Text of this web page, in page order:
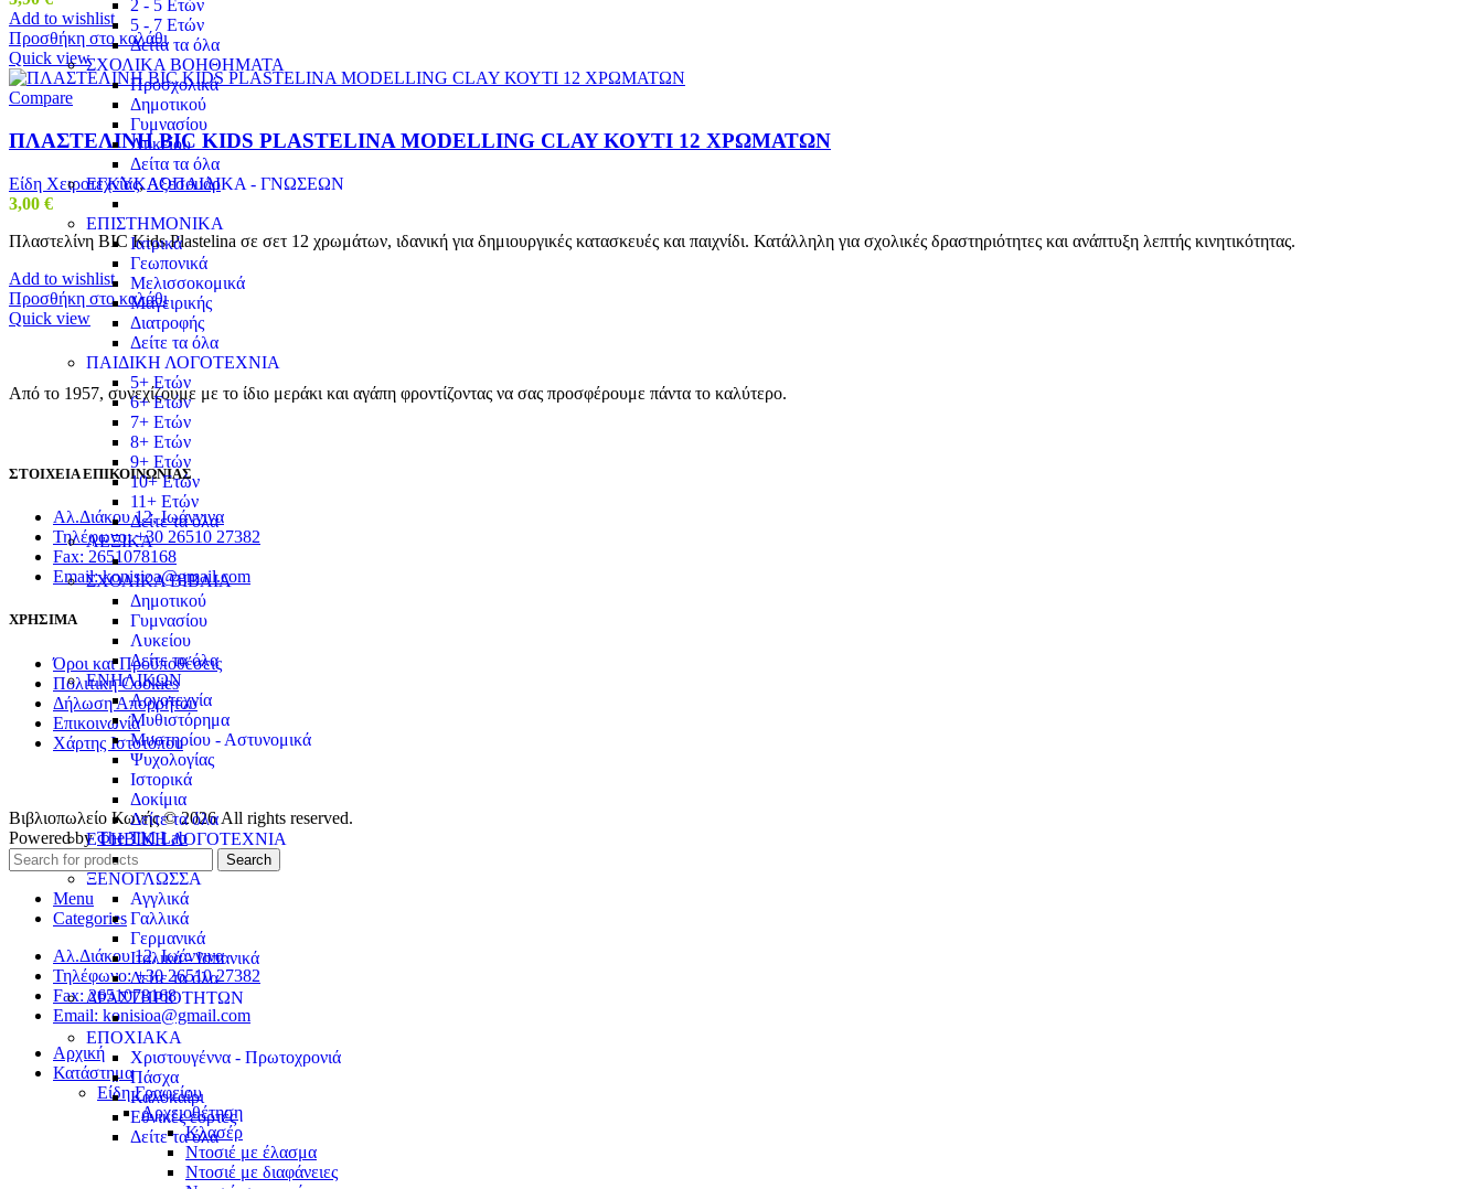
2 - 5 Ετών
5 - 7 Ετών
Δείτα τα όλα
ΣΧΟΛΙΚΑ ΒΟΗΘΗΜΑΤΑ
Προσχολικά
Δημοτικού
Γυμνασίου
Λυκείου
Δείτα τα όλα
ΕΓΚΥΚΛΟΠΑΙΔΙΚΑ - ΓΝΩΣΕΩΝ
ΕΠΙΣΤΗΜΟΝΙΚΑ
Ιατρικά
Γεωπονικά
Μελισσοκομικά
Μαγειρικής
Διατροφής
Δείτε τα όλα
ΠΑΙΔΙΚΗ ΛΟΓΟΤΕΧΝΙΑ
5+ Ετών
6+ Ετών
7+ Ετών
8+ Ετών
9+ Ετών
10+ Ετών
11+ Ετών
Δείτε τα όλα
ΛΕΞΙΚΑ
ΣΧΟΛΙΚΑ ΒΙΒΛΙΑ
Δημοτικού
Γυμνασίου
Λυκείου
Δείτε τα όλα
ΕΝΗΛΙΚΩΝ
Λογοτεχνία
Μυθιστόρημα
Μυστηρίου - Αστυνομικά
Ψυχολογίας
Ιστορικά
Δοκίμια
Δείτε τα όλα
ΕΦΗΒΙΚΗ ΛΟΓΟΤΕΧΝΙΑ
ΞΕΝΟΓΛΩΣΣΑ
Αγγλικά
Γαλλικά
Γερμανικά
Ιταλικά - Ισπανικά
Δείτε τα όλα
ΔΡΑΣΤΗΡΙΟΤΗΤΩΝ
ΕΠΟΧΙΑΚΑ
Χριστουγέννα - Πρωτοχρονιά
Πάσχα
Καλοκαίρι
Εθνικές εορτές
Δείτε τα όλα
Add to wishlist
Προσθήκη στο καλάθι
Quick view
Compare
ΠΛΑΣΤΕΛΙΝΗ BIC KIDS PLASTELINA MODELLING CLAY ΚΟΥΤΙ 12 ΧΡΩΜΑΤΩΝ
Είδη Χειροτεχνίας, Αξεσουάρ
3,00 €
Πλαστελίνη BIC Kids Plastelina σε σετ 12 χρωμάτων, ιδανική για δημιουργικές κατασκευές και παιχνίδι. Κατάλληλη για σχολικές δραστηριότητες και ανάπτυξη λεπτής κινητικότητας.
Add to wishlist
Προσθήκη στο καλάθι
Quick view
Από το 1957, συνεχίζουμε με το ίδιο μεράκι και αγάπη φροντίζοντας να σας προσφέρουμε πάντα το καλύτερο.
ΣΤΟΙΧΕΙΑ ΕΠΙΚΟΙΝΩΝΙΑΣ
Αλ.Διάκου 12, Ιωάννινα
Τηλέφωνο: +30 26510 27382
Fax: 2651078168
Email: konisioa@gmail.com
ΧΡΗΣΙΜΑ
Όροι και Προϋποθέσεις
Πολιτική Cookies
Δήλωση Απορρήτου
Επικοινωνία
Χάρτης Ιστοτόπου
Βιβλιοπωλείο Κωνής © 2026 All rights reserved.
Powered byThe TM Lab
Search
Menu
Categories
Αλ.Διάκου 12, Ιωάννινα
Τηλέφωνο: +30 26510 27382
Fax: 2651078168
Email: konisioa@gmail.com
Αρχική
Κατάστημα
Είδη Γραφείου
Αρχειοθέτηση
Κλασέρ
Ντοσιέ με έλασμα
Ντοσιέ με διαφάνειες